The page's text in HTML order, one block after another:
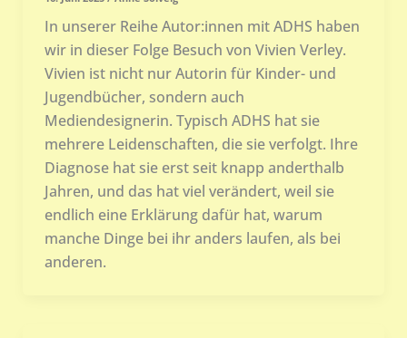
In unserer Reihe Autor:innen mit ADHS haben
wir in dieser Folge Besuch von Vivien Verley.
Vivien ist nicht nur Autorin für Kinder- und
Jugendbücher, sondern auch
Mediendesignerin. Typisch ADHS hat sie
mehrere Leidenschaften, die sie verfolgt. Ihre
Diagnose hat sie erst seit knapp anderthalb
Jahren, und das hat viel verändert, weil sie
endlich eine Erklärung dafür hat, warum
manche Dinge bei ihr anders laufen, als bei
anderen.